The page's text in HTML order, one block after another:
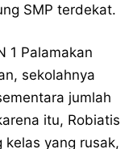
SMP terdekat.
1 Palamakan
sekolahnya
jumlah
itu, Robiatis
kelas yang rusak,